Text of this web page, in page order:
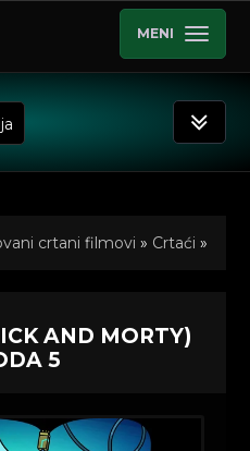
MENI
crtani filmovi » Crtaći »
» Rick i Morty (Rick and
AND MORTY)
5